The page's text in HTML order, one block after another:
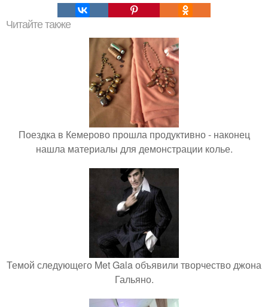
Читайте также
Поездка в Кемерово прошла продуктивно - наконец
нашла материалы для демонстрации колье.
Темой следующего Met Gala объявили творчество джона
Гальяно.